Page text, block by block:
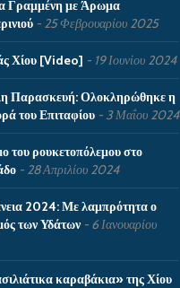
Γραμμένη με Άρωμα
25 Φεβρουαρίου 2025
Χίου [Video] 19 Ιουνίου 2024
Παρασκευή: Ολοκληρώθηκε η
του Επιταφίου
3 Μαΐου 2024
του ρουκετοπόλεμου στο
28 Απριλίου 2024
2024: Με λαμπρότητα ο
των Υδάτων
6 Ιανουαρίου
καραβάκια» της Χίου